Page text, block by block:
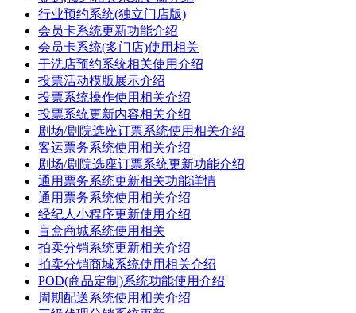
行业预约系统(独立门店版)
会员卡系统更新功能介绍
会员卡系统(多门店)使用相关
干洗店预约系统相关使用介绍
投票活动模版展示介绍
投票系统操作使用相关介绍
投票系统更新内容相关介绍
剧场/剧院选座订票系统使用相关介绍
客运票务系统使用相关介绍
剧场/剧院选座订票系统更新功能介绍
通用票务系统更新相关功能详情
通用票务系统使用相关介绍
经纪人小程序更新使用介绍
盲盒商城系统使用相关
拍卖分销系统更新相关介绍
拍卖分销商城系统使用相关介绍
POD(商品定制)系统功能使用介绍
周期配送系统使用相关介绍